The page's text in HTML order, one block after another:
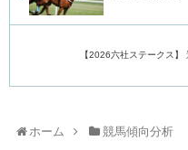
【2026六社ステークス
ホーム 競馬傾向分析